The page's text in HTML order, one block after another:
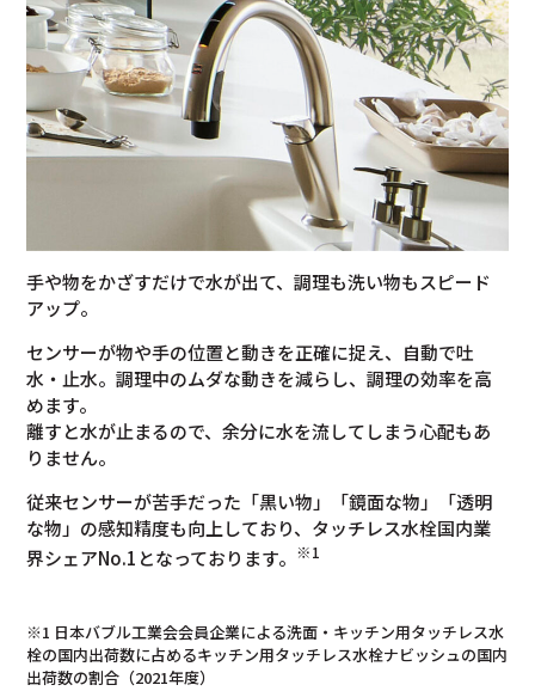
手や物をかざすだけで水が出て、調理も洗い物もスピード
アップ。
センサーが物や手の位置と動きを正確に捉え、自動で吐
水・止水。調理中のムダな動きを減らし、調理の効率を高
めます。
離すと水が止まるので、余分に水を流してしまう心配もあ
りません。
従来センサーが苦手だった「黒い物」「鏡面な物」「透明
な物」の感知精度も向上しており、タッチレス水栓国内業
界シェアNo.1となっております。 ※1
※1 日本バブル工業会会員企業による洗面・キッチン用タッチレス水
栓の国内出荷数に占めるキッチン用タッチレス水栓ナビッシュの国内
出荷数の割合（2021年度）